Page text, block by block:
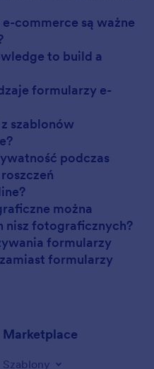
commerce są ważne
to build a
formularzy e-
szablonów
podczas
można
nisz fotograficznych?
formularzy
formularzy
Marketplace
Szablony